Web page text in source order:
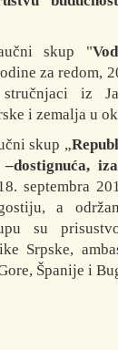
skup "
za redom,
iz
i zemalja u
skup „
septembra
a
su
Srpske,
Španije i